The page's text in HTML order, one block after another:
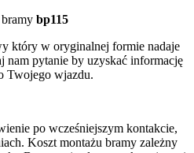
bp115
który w oryginalnej formie nadaje
nam pytanie by uzyskać informację
Twojego wjazdu.
po wcześniejszym kontakcie,
Koszt montażu bramy zależny